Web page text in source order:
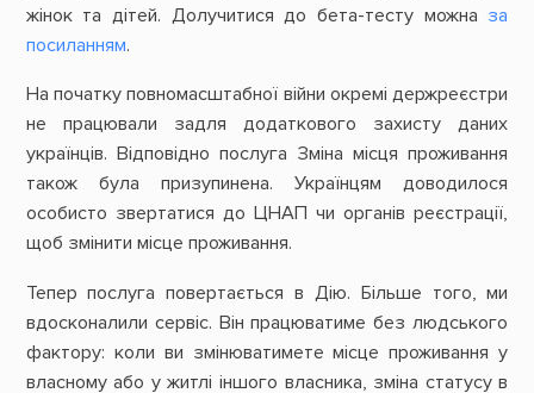
жінок та дітей. Долучитися до бета-тесту можна за
посиланням.
На початку повномасштабної війни окремі держреєстри
не працювали задля додаткового захисту даних
українців. Відповідно послуга Зміна місця проживання
також була призупинена. Українцям доводилося
особисто звертатися до ЦНАП чи органів реєстрації,
щоб змінити місце проживання.
Тепер послуга повертається в Дію. Більше того, ми
вдосконалили сервіс. Він працюватиме без людського
фактору: коли ви змінюватимете місце проживання у
власному або у житлі іншого власника, зміна статусу в